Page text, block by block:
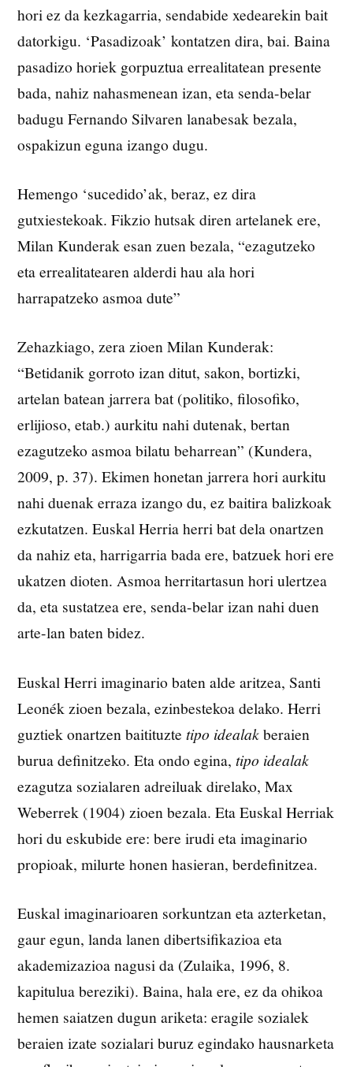
hori ez da kezkagarria, sendabide xedearekin bait
datorkigu. ‘Pasadizoak’ kontatzen dira, bai. Baina
pasadizo horiek gorpuztua errealitatean presente
bada, nahiz nahasmenean izan, eta senda-belar
badugu Fernando Silvaren lanabesak bezala,
ospakizun eguna izango dugu.
Hemengo ‘sucedido’ak, beraz, ez dira
gutxiestekoak. Fikzio hutsak diren artelanek ere,
Milan Kunderak esan zuen bezala, “ezagutzeko
eta errealitatearen alderdi hau ala hori
harrapatzeko asmoa dute”
Zehazkiago, zera zioen Milan Kunderak:
“Betidanik gorroto izan ditut, sakon, bortizki,
artelan batean jarrera bat (politiko, filosofiko,
erlijioso, etab.) aurkitu nahi dutenak, bertan
ezagutzeko asmoa bilatu beharrean” (Kundera,
2009, p. 37). Ekimen honetan jarrera hori aurkitu
nahi duenak erraza izango du, ez baitira balizkoak
ezkutatzen. Euskal Herria herri bat dela onartzen
da nahiz eta, harrigarria bada ere, batzuek hori ere
ukatzen dioten. Asmoa herritartasun hori ulertzea
da, eta sustatzea ere, senda-belar izan nahi duen
arte-lan baten bidez.
Euskal Herri imaginario baten alde aritzea, Santi
Leonék zioen bezala, ezinbestekoa delako. Herri
guztiek onartzen baitituztetipo idealakberaien
burua definitzeko. Eta ondo egina,tipo idealak
ezagutza sozialaren adreiluak direlako, Max
Weberrek (1904) zioen bezala. Eta Euskal Herriak
hori du eskubide ere: bere irudi eta imaginario
propioak, milurte honen hasieran, berdefinitzea.
Euskal imaginarioaren sorkuntzan eta azterketan,
gaur egun, landa lanen dibertsifikazioa eta
akademizazioa nagusi da (Zulaika, 1996, 8.
kapitulua bereziki). Baina, hala ere, ez da ohikoa
hemen saiatzen dugun ariketa: eragile sozialek
beraien izate sozialari buruz egindako hausnarketa